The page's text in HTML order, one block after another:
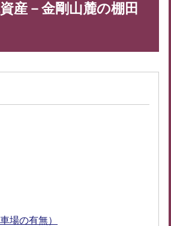
産－金剛山麓の棚田
場の有無）